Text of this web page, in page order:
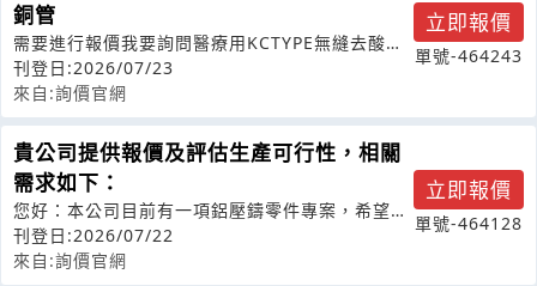
銅管
需要進行報價我要詢問醫療用KCTYPE無縫去酸銅
管-軟銅管
刊登日:2026/07/23
來自:詢價官網
立即報價
單號-464243
貴公司提供報價及評估生產可行性，相關
需求如下：
您好：本公司目前有一項鋁壓鑄零件專案，希望邀
請貴公司提供報價及評估生產可行性，相
刊登日:2026/07/22
來自:詢價官網
立即報價
單號-464128